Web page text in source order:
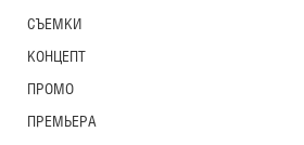
СЪЕМКИ
КОНЦЕПТ
ПРОМО
ПРЕМЬЕРА